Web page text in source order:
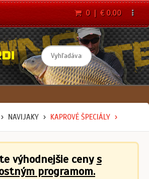
0 | € 0.00
NAVIJAKY KAPROVÉ ŠPECIÁLY
výhodnejšie cenys
programom.